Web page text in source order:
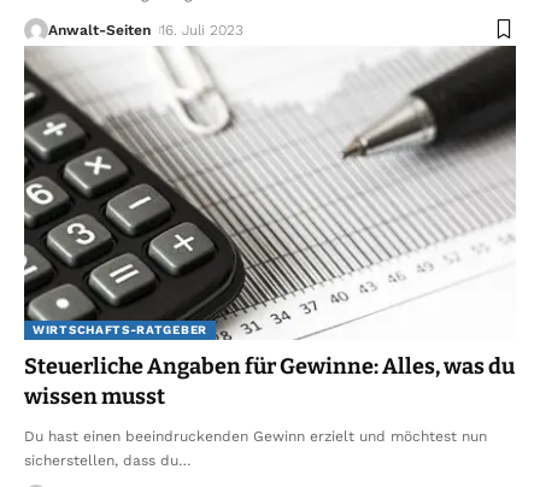
Anwalt-Seiten 16. Juli 2023
WIRTSCHAFTS-RATGEBER
Steuerliche Angaben für Gewinne: Alles, was du
wissen musst
Du hast einen beeindruckenden Gewinn erzielt und möchtest nun
sicherstellen, dass du…